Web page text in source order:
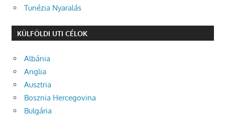
Tunézia Nyaralás
KÜLFÖLDI UTI CÉLOK
Albánia
Anglia
Ausztria
Bosznia Hercegovina
Bulgária